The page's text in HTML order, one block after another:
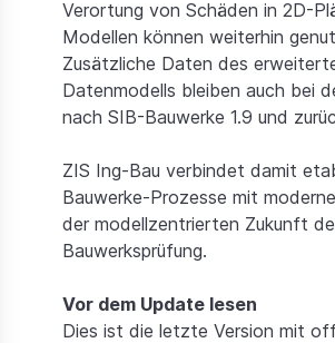
Preise
Dokumentation
Verortung von Schäden in 2D-
Modellen können weiterhin
Zusätzliche Daten des
Datenmodells bleiben auch bei
nach SIB-Bauwerke 1.9 und
ZIS Ing-Bau verbindet damit
Bauwerke-Prozesse mit
der modellzentrierten Zukunft
Bauwerksprüfung.
Vor dem Update lesen
Dies ist die letzte Version mit